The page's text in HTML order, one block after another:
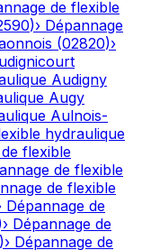
de flexible
)› Dépannage
(02820)›
Audigny
Augy
Aulnois-
hydraulique
flexible
de flexible
de flexible
Dépannage de
› Dépannage de
)› Dépannage de